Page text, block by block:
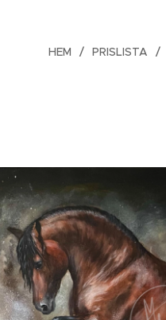
HEM PRISLISTA